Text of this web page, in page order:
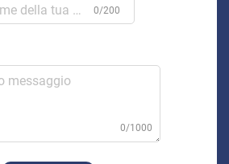
0/200
0/1000